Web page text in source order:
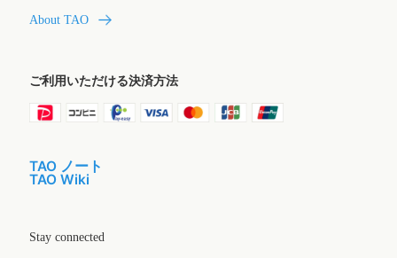
About TAO
ご利用いただける決済方法
TAO ノート
TAO Wiki
Stay connected